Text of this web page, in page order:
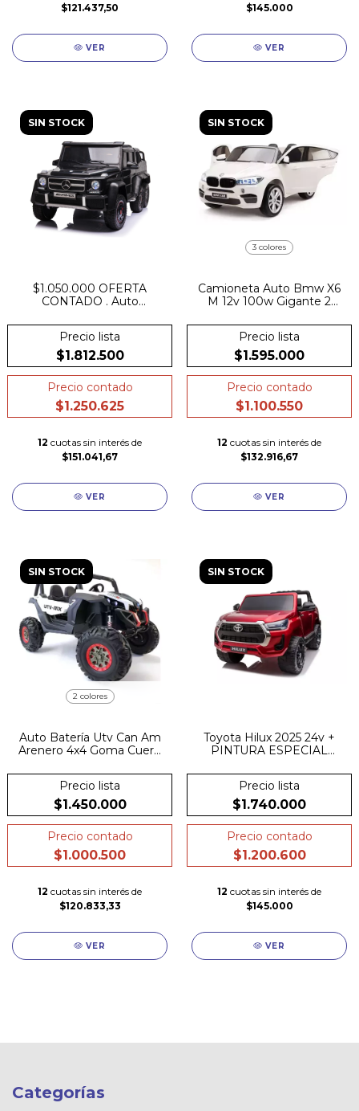
$121.437,50
VER
$145.000
VER
SIN STOCK
$1.050.000 OFERTA
CONTADO . Auto
Mercedes Benz G63 6x6
Asiento Para Padres,
Asiento De Cuero Ruedas
De Goma
Precio lista
$1.812.500
Precio contado
$1.250.625
12 cuotas sin interés de
$151.041,67
VER
SIN STOCK
3 colores
Camioneta Auto Bmw X6
M 12v 100w Gigante 2
Precio lista
$1.595.000
Precio contado
$1.100.550
12 cuotas sin interés de
$132.916,67
VER
SIN STOCK
2 colores
Auto Batería Utv Can Am
Arenero 4x4 Goma Cuero
Precio lista
$1.450.000
Precio contado
$1.000.500
12 cuotas sin interés de
$120.833,33
VER
SIN STOCK
Toyota Hilux 2025 24v +
PINTURA ESPECIAL
ruedas de goma +
Pantalla tactil
Precio lista
$1.740.000
Precio contado
$1.200.600
12 cuotas sin interés de
$145.000
VER
Categorías